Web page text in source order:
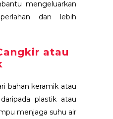
mengeluarkan
dan lebih
atau
bahan keramik atau
plastik atau
menjaga suhu air